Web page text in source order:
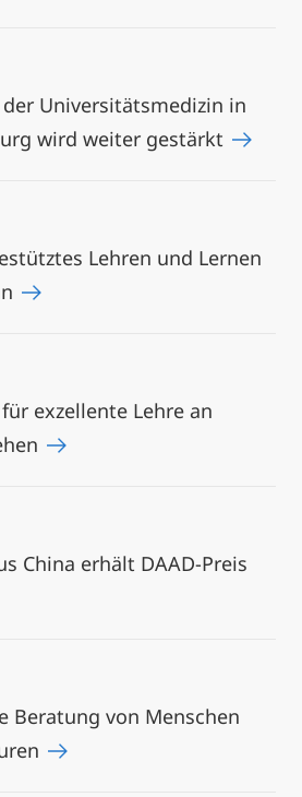
Universitätsmedizin in
wird weiter gestärkt
Lehren und Lernen
exzellente Lehre an
China erhält DAAD-Preis
Beratung von Menschen